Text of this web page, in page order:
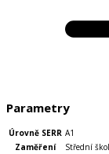
Parametry
Úrovně SERR A1
Zaměření
Střední